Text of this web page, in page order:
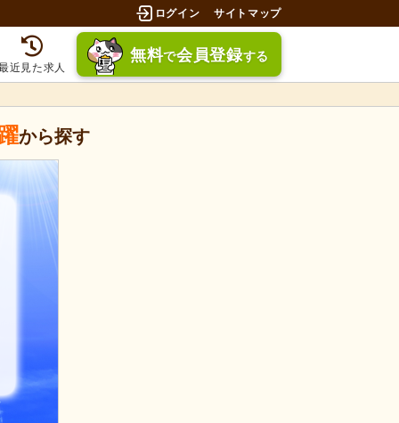
ログイン サイトマップ
近見た求人
無料で会員登録する
から探す